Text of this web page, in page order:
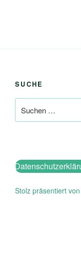
SUCHE
nach:
Stolz präsentiert